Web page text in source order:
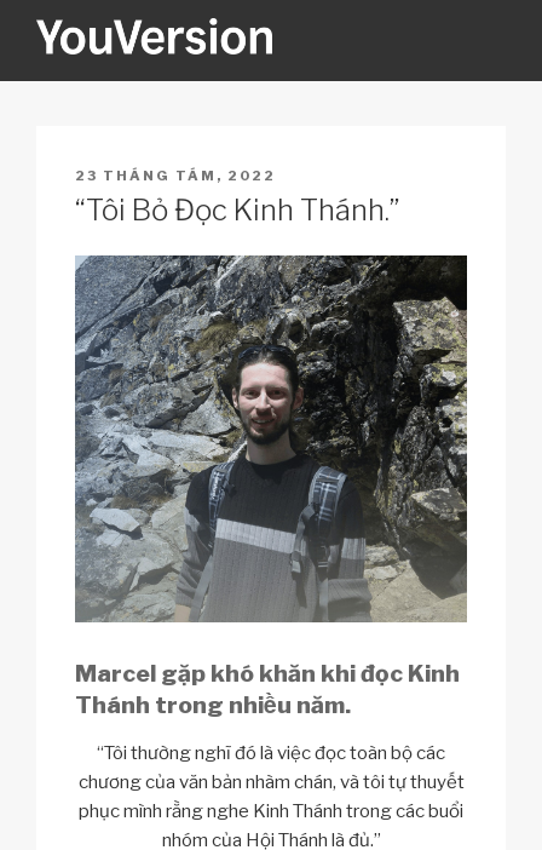
YOUVERSION
POSTED
ON
23 THÁNG TÁM, 2022
“Tôi Bỏ Đọc Kinh Thánh.”
Marcel gặp khó khăn khi đọc Kinh
Thánh trong nhiều năm.
“Tôi thường nghĩ đó là việc đọc toàn bộ các
chương của văn bản nhàm chán, và tôi tự thuyết
phục mình rằng nghe Kinh Thánh trong các buổi
nhóm của Hội Thánh là đủ.”